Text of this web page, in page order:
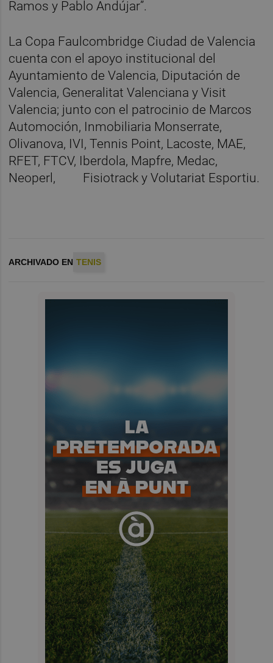
Ramos y Pablo Andújar”.
La Copa Faulcombridge Ciudad de Valencia
cuenta con el apoyo institucional del
Ayuntamiento de Valencia, Diputación de
Valencia, Generalitat Valenciana y Visit
Valencia; junto con el patrocinio de Marcos
Automoción, Inmobiliaria Monserrate,
Olivanova, IVI, Tennis Point, Lacoste, MAE,
RFET, FTCV, Iberdola, Mapfre, Medac,
Neoperl, Fisiotrack y Volutariat Esportiu.
ARCHIVADO EN TENIS